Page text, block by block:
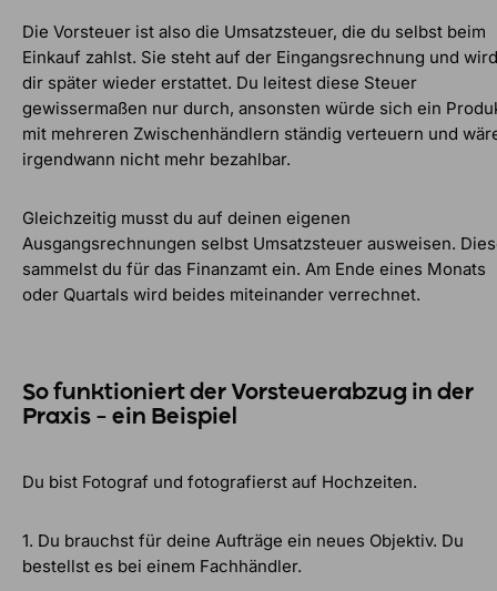
Die Vorsteuer ist also die Umsatzsteuer, die du selbst beim
Einkauf zahlst. Sie steht auf der Eingangsrechnung und wird
dir später wieder erstattet. Du leitest diese Steuer
gewissermaßen nur durch, ansonsten würde sich ein
mit mehreren Zwischenhändlern ständig verteuern und
irgendwann nicht mehr bezahlbar.
Gleichzeitig musst du auf deinen eigenen
Ausgangsrechnungen selbst Umsatzsteuer ausweisen.
sammelst du für das Finanzamt ein. Am Ende eines Monats
oder Quartals wird beides miteinander verrechnet.
So funktioniert der Vorsteuerabzug in der
Praxis – ein Beispiel
Du bist Fotograf und fotografierst auf Hochzeiten.
1. Du brauchst für deine Aufträge ein neues Objektiv. Du
bestellst es bei einem Fachhändler.